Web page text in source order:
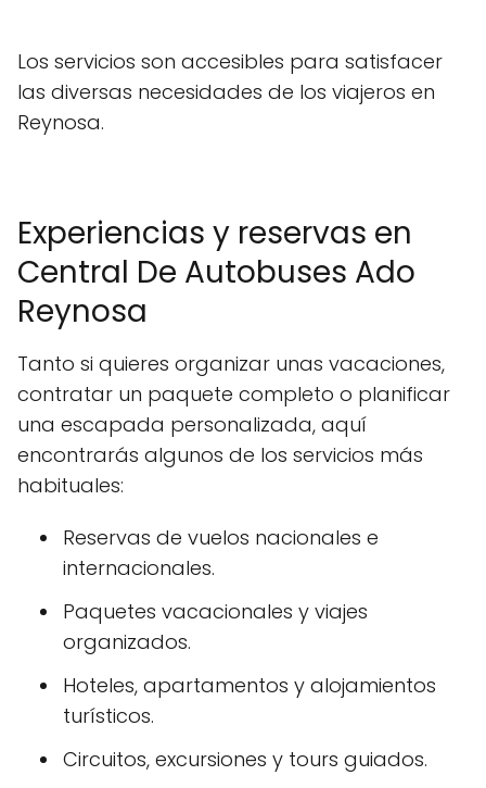
Los servicios son accesibles para satisfacer
las diversas necesidades de los viajeros en
Reynosa.
Experiencias y reservas en
Central De Autobuses Ado
Reynosa
Tanto si quieres organizar unas vacaciones,
contratar un paquete completo o planificar
una escapada personalizada, aquí
encontrarás algunos de los servicios más
habituales:
Reservas de vuelos nacionales e
internacionales.
Paquetes vacacionales y viajes
organizados.
Hoteles, apartamentos y alojamientos
turísticos.
Circuitos, excursiones y tours guiados.